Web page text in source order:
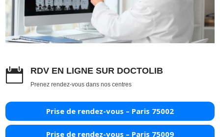
 RDV EN LIGNE SUR DOCTOLIB
Prenez rendez-vous dans nos centres
Prise de rendez-vous – Paris 75002
Prise de rendez-vous – Paris 75009